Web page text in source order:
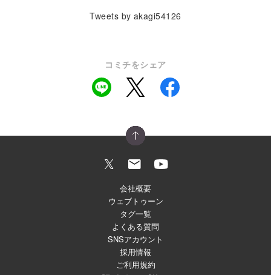
Tweets by akagi54126
コミチをシェア
会社概要
ウェブトゥーン
タグ一覧
よくある質問
SNSアカウント
採用情報
ご利用規約